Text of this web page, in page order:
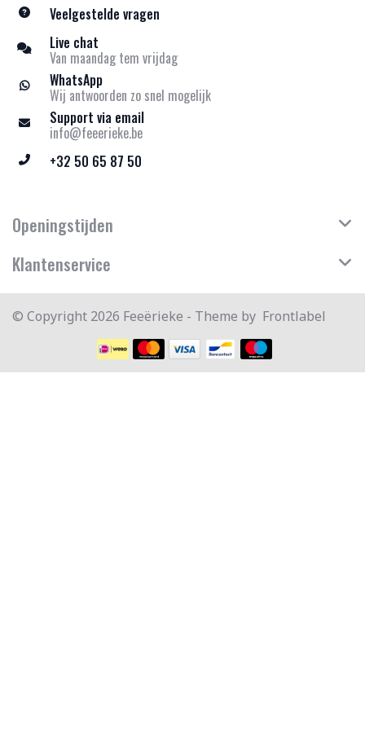
Veelgestelde vragen
Live chat
Van maandag tem vrijdag
WhatsApp
Wij antwoorden zo snel mogelijk
Support via email
info@feeerieke.be
+32 50 65 87 50
Openingstijden
Klantenservice
© Copyright 2026 Feeërieke - Theme by Frontlabel